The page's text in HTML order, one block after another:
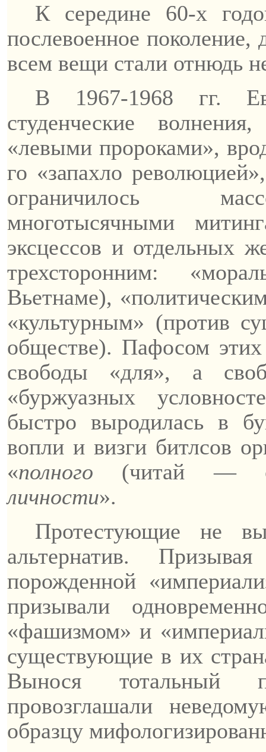
К середине 60-х
послевоенное
всем вещи стали отнюдь
В 1967-1968 гг.
студенческие
«левыми пророками»,
го «запахло
ограничилось
многотысячными
эксцессов и отдельных
трехсторонним:
Вьетнаме),
«культурным» (против
обществе). Пафосом этих
свободы «для», а
«буржуазных
быстро выродилась в
вопли и визги битлсов
«полного (читай —
личности».
Протестующие не
альтернатив.
порожденной
призывали
«фашизмом» и
существующие в их
Вынося тотальный
провозглашали
образцу